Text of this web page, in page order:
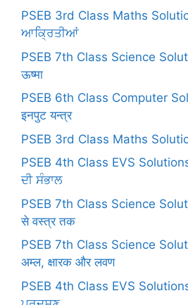
PSEB 3rd Class Maths
ਆਕ੍ਰਿਤੀਆਂ
PSEB 7th Class Science
ऊष्मा
PSEB 6th Class Computer
इनपुट यन्त्र
PSEB 3rd Class Maths
PSEB 4th Class EVS
ਦੀ ਸੰਭਾਲ
PSEB 7th Class Science
से वस्त्र तक
PSEB 7th Class Science
अम्ल, क्षारक और लवण
PSEB 4th Class EVS